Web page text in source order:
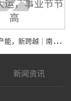
新
环境，新产能，新跨越｜南京全控祝大家马年行大运，事业节节高
新闻资讯